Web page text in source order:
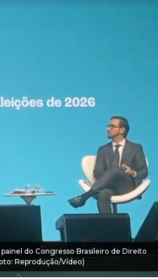
do Congresso Brasileiro de Direito
Reprodução/Vídeo)